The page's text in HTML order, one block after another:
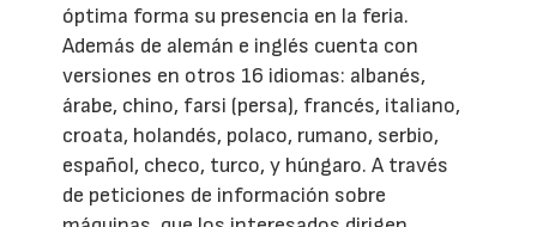
óptima forma su presencia en la feria.
Además de alemán e inglés cuenta con
versiones en otros 16 idiomas: albanés,
árabe, chino, farsi (persa), francés, italiano,
croata, holandés, polaco, rumano, serbio,
español, checo, turco, y húngaro. A través
de peticiones de información sobre